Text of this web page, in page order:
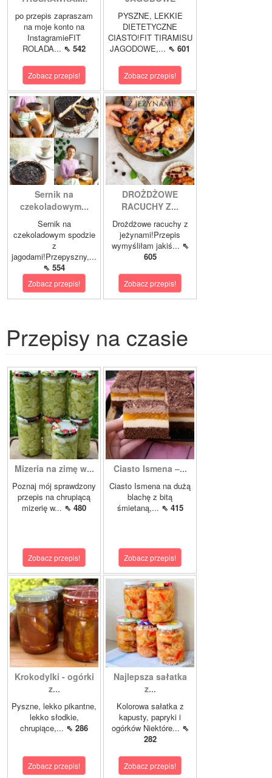
po przepis zapraszam
na moje konto na
InstagramieFIT
ROLADA... ⇖ 542
Zobacz przepis!
PYSZNE, LEKKIE
DIETETYCZNE
CIASTO!FIT TIRAMISU
JAGODOWE,... ⇖ 601
Zobacz przepis!
Sernik na
czekoladowym...
Sernik na
czekoladowym spodzie
z
jagodami!Przepyszny,...
⇖ 554
Zobacz przepis!
DROŻDŻOWE
RACUCHY Z...
Drożdżowe racuchy z
jeżynami!Przepis
wymyśliłam jakiś... ⇖
605
Zobacz przepis!
Przepisy na czasie
Mizeria na zimę w...
Poznaj mój sprawdzony
przepis na chrupiącą
mizerię w... ⇖ 480
Zobacz przepis!
Ciasto Ismena –...
Ciasto Ismena na dużą
blachę z bitą
śmietaną,... ⇖ 415
Zobacz przepis!
Krokodylki - ogórki
z...
Pyszne, lekko pikantne,
lekko słodkie,
chrupiące,... ⇖ 286
Zobacz przepis!
Najlepsza sałatka
z...
Kolorowa sałatka z
kapusty, papryki i
ogórków Niektóre... ⇖
282
Zobacz przepis!